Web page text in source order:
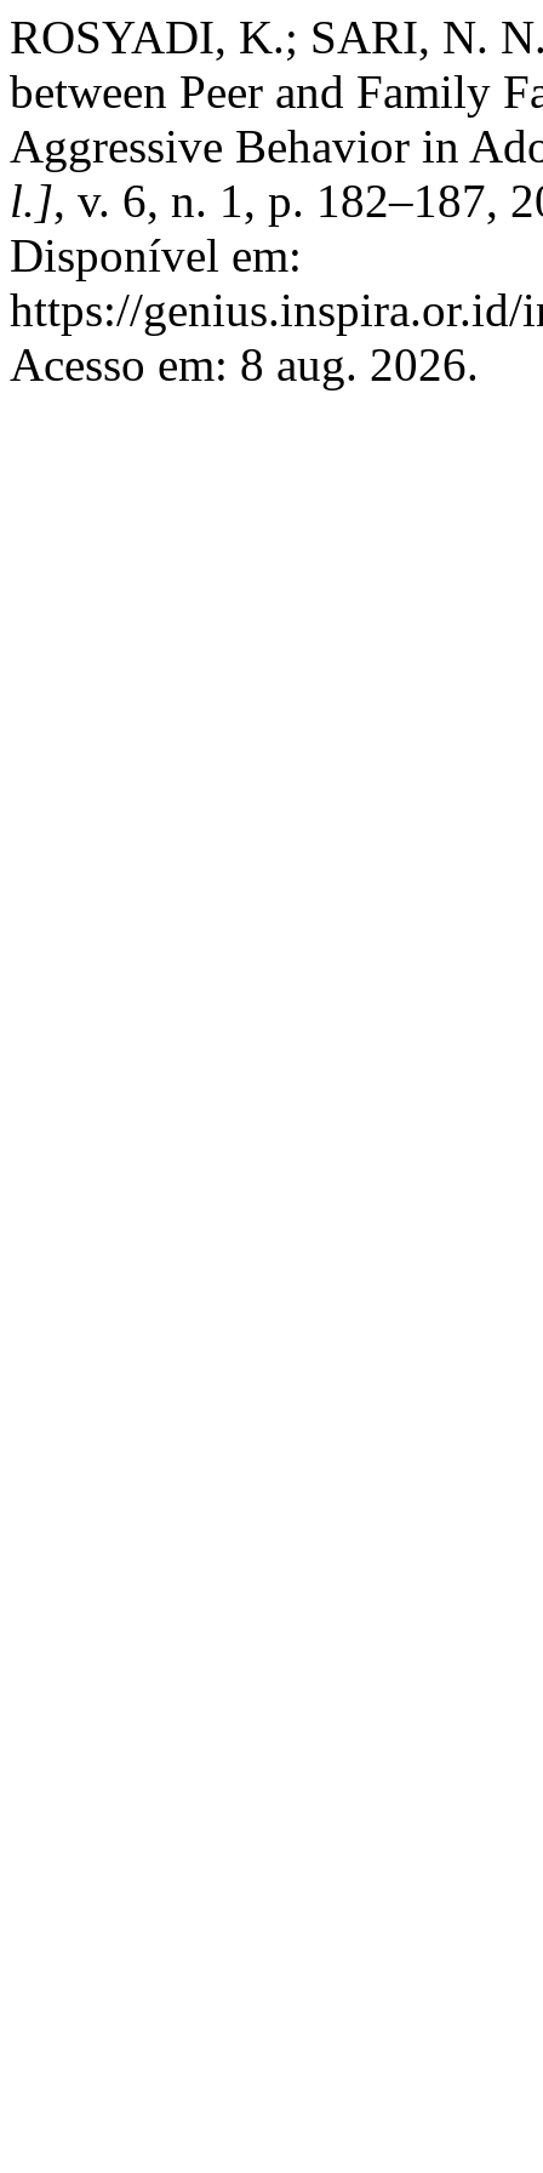
ROSYADI, K.; SARI, N.
between Peer and Family
Aggressive Behavior in
l.], v. 6, n. 1, p. 182–187,
Disponível em:
https://
Acesso em: 8 aug. 2026.